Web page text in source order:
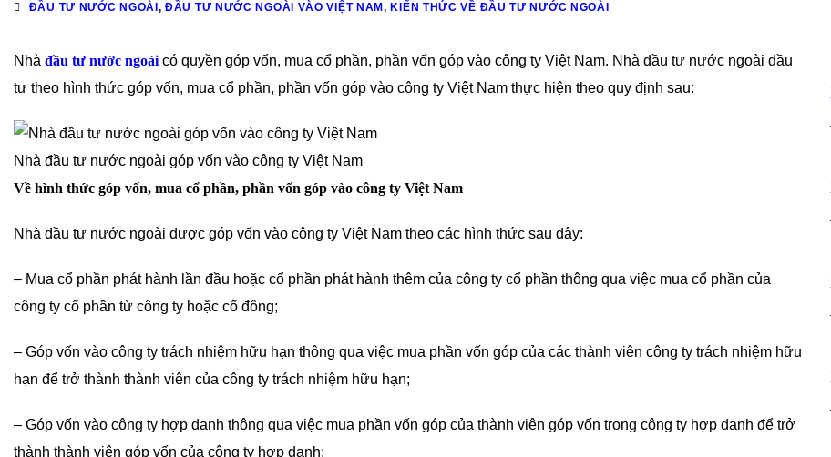
ĐẦU TƯ NƯỚC NGOÀI , ĐẦU TƯ NƯỚC NGOÀI VÀO VIỆT NAM, KIẾN THỨC VỀ ĐẦU TƯ NƯỚC NGOÀI
Nhà đầu tư nước ngoài có quyền góp vốn, mua cổ phần, phần vốn góp vào công ty Việt Nam. Nhà đầu tư nước ngoài đầu
tư theo hình thức góp vốn, mua cổ phần, phần vốn góp vào công ty Việt Nam thực hiện theo quy định sau:
Nhà đầu tư nước ngoài góp vốn vào công ty Việt Nam
Về hình thức góp vốn, mua cổ phần, phần vốn góp vào công ty Việt Nam
Nhà đầu tư nước ngoài được góp vốn vào công ty Việt Nam theo các hình thức sau đây:
– Mua cổ phần phát hành lần đầu hoặc cổ phần phát hành thêm của công ty cổ phần thông qua việc mua cổ phần của
công ty cổ phần từ công ty hoặc cổ đông;
– Góp vốn vào công ty trách nhiệm hữu hạn thông qua việc mua phần vốn góp của các thành viên công ty trách nhiệm hữu
hạn để trở thành thành viên của công ty trách nhiệm hữu hạn;
– Góp vốn vào công ty hợp danh thông qua việc mua phần vốn góp của thành viên góp vốn trong công ty hợp danh để trở
thành thành viên góp vốn của công ty hợp danh;